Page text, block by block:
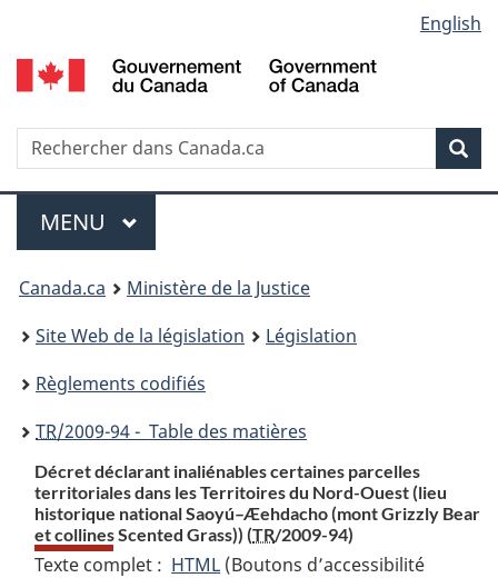
au
contenu
propos
de
la
HTML
simplifiée
selection
English
Recherche
Menu
MENU PRINCIPAL
You
are
here:
Canada.ca
Ministère de la Justice
Site Web de la législation
Législation
Règlements codifiés
TR/2009-94 - Table des matières
Décret déclarant inaliénables certaines parcelles
territoriales dans les Territoires du Nord-Ouest (lieu
historique national Saoyú–Æehdacho (mont Grizzly Bear
et collines Scented Grass)) (TR/2009-94)
Texte complet : HTML Texte
(Boutons d’accessibilité